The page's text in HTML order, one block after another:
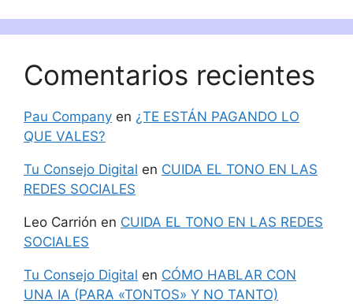
Comentarios recientes
Pau Company en ¿TE ESTÁN PAGANDO LO
QUE VALES?
Tu Consejo Digital en CUIDA EL TONO EN LAS
REDES SOCIALES
Leo Carrión en CUIDA EL TONO EN LAS REDES
SOCIALES
Tu Consejo Digital en CÓMO HABLAR CON
UNA IA (PARA «TONTOS» Y NO TANTO)